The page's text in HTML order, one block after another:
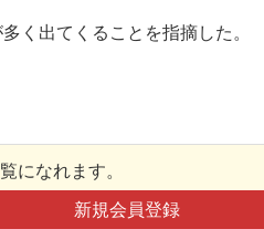
く出てくることを指摘した。
になれます。
新規会員登録